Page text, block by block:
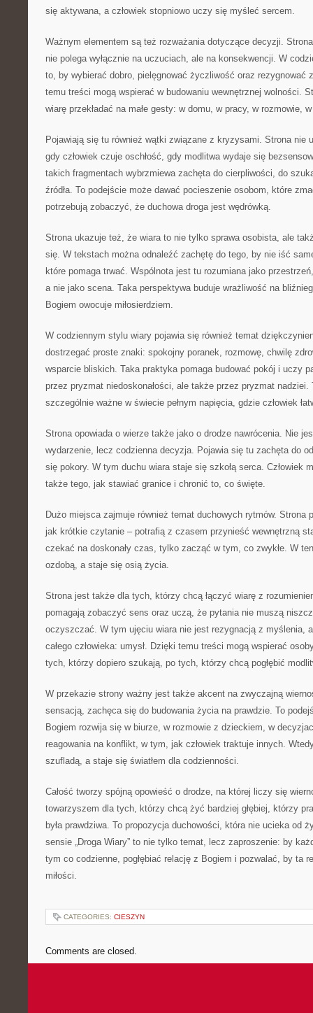
się aktywana, a człowiek stopniowo uczy się myśleć sercem.
Ważnym elementem są też rozważania dotyczące decyzji.
nie polega wyłącznie na uczuciach, ale na konsekwencji. W
to, by wybierać dobro, pielęgnować życzliwość oraz rezygnować
temu treści mogą wspierać w budowaniu wewnętrznej wolności.
wiarę przekładać na małe gesty: w domu, w pracy, w rozmowie,
Pojawiają się tu również wątki związane z kryzysami. Strona nie
gdy człowiek czuje oschłość, gdy modlitwa wydaje się
takich fragmentach wybrzmiewa zachęta do cierpliwości, do
źródła. To podejście może dawać pocieszenie osobom, które
potrzebują zobaczyć, że duchowa droga jest wędrówką.
Strona ukazuje też, że wiara to nie tylko sprawa osobista, ale
się. W tekstach można odnaleźć zachętę do tego, by nie iść
które pomaga trwać. Wspólnota jest tu rozumiana jako
a nie jako scena. Taka perspektywa buduje wrażliwość na
Bogiem owocuje miłosierdziem.
W codziennym stylu wiary pojawia się również temat
dostrzegać proste znaki: spokojny poranek, rozmowę, chwilę
wsparcie bliskich. Taka praktyka pomaga budować pokój i uczy
przez pryzmat niedoskonałości, ale także przez pryzmat nadziei.
szczególnie ważne w świecie pełnym napięcia, gdzie człowiek
Strona opowiada o wierze także jako o drodze nawrócenia. Nie
wydarzenie, lecz codzienna decyzja. Pojawia się tu zachęta do
się pokory. W tym duchu wiara staje się szkołą serca. Człowiek
także tego, jak stawiać granice i chronić to, co święte.
Dużo miejsca zajmuje również temat duchowych rytmów. Strona
jak krótkie czytanie – potrafią z czasem przynieść wewnętrzną
czekać na doskonały czas, tylko zacząć w tym, co zwykłe. W
ozdobą, a staje się osią życia.
Strona jest także dla tych, którzy chcą łączyć wiarę z
pomagają zobaczyć sens oraz uczą, że pytania nie muszą
oczyszczać. W tym ujęciu wiara nie jest rezygnacją z myślenia,
całego człowieka: umysł. Dzięki temu treści mogą wspierać
tych, którzy dopiero szukają, po tych, którzy chcą pogłębić
W przekazie strony ważny jest także akcent na zwyczajną
sensacją, zachęca się do budowania życia na prawdzie. To
Bogiem rozwija się w biurze, w rozmowie z dzieckiem, w
reagowania na konflikt, w tym, jak człowiek traktuje innych.
szufladą, a staje się światłem dla codzienności.
Całość tworzy spójną opowieść o drodze, na której liczy się
towarzyszem dla tych, którzy chcą żyć bardziej głębiej, którzy
była prawdziwa. To propozycja duchowości, która nie ucieka od
sensie „Droga Wiary” to nie tylko temat, lecz zaproszenie: by
tym co codzienne, pogłębiać relację z Bogiem i pozwalać, by ta
miłości.
CATEGORIES: CIESZYN
Comments are closed.